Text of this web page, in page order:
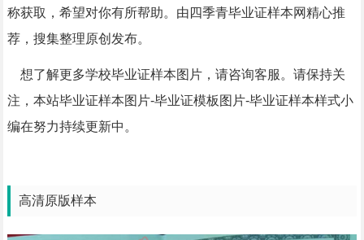
称获取，希望对你有所帮助。由四季青毕业证样本网精心推
荐，搜集整理原创发布。
想了解更多学校毕业证样本图片，请咨询客服。请保持关
注，本站毕业证样本图片-毕业证模板图片-毕业证样本样式小
编在努力持续更新中。
高清原版样本